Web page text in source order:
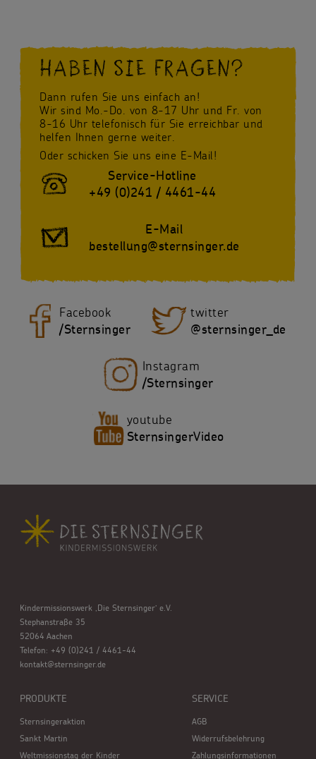
HABEN SIE FRAGEN?
Dann rufen Sie uns einfach an!
Wir sind Mo.-Do. von 8-17 Uhr und Fr. von
8-16 Uhr telefonisch für Sie erreichbar und
helfen Ihnen gerne weiter.
Oder schicken Sie uns eine E-Mail!
Service-Hotline
+49 (0)241 / 4461-44
E-Mail
bestellung@sternsinger.de
Facebook
/Sternsinger
twitter
@sternsinger_de
Instagram
/Sternsinger
youtube
SternsingerVideo
Kindermissionswerk ,Die Sternsinger’ e.V.
Stephanstraße 35
52064 Aachen
Telefon: +49 (0)241 / 4461-44
kontakt@sternsinger.de
PRODUKTE
Sternsingeraktion
Sankt Martin
Weltmissionstag der Kinder
SERVICE
AGB
Widerrufsbelehrung
Zahlungsinformationen